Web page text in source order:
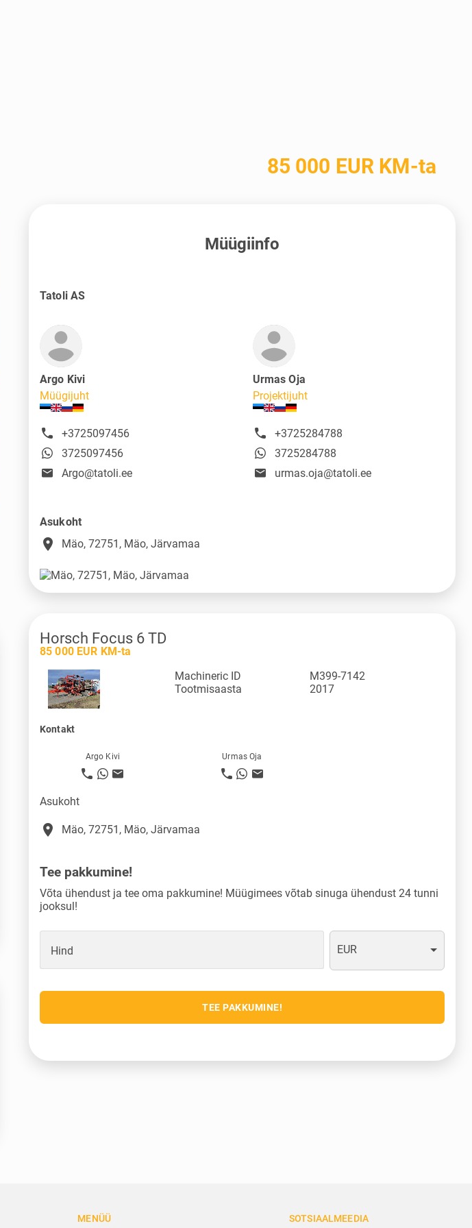
85 000 EUR KM-ta
Müügiinfo
Tatoli AS
Argo Kivi
Müügijuht
+3725097456
3725097456
Argo@tatoli.ee
Urmas Oja
Projektijuht
+3725284788
3725284788
urmas.oja@tatoli.ee
Asukoht
place Mäo, 72751, Mäo, Järvamaa
Horsch Focus 6 TD
85 000 EUR KM-ta
Machineric ID
M399-7142
Tootmisaasta
2017
Kontakt
Argo Kivi Urmas Oja
Asukoht
place Mäo, 72751, Mäo, Järvamaa
Tee pakkumine!
Võta ühendust ja tee oma pakkumine! Müügimees võtab sinuga ühendust 24 tunni
jooksul!
Hind EUR
TEE PAKKUMINE!
MENÜÜ SOTSIAALMEEDIA